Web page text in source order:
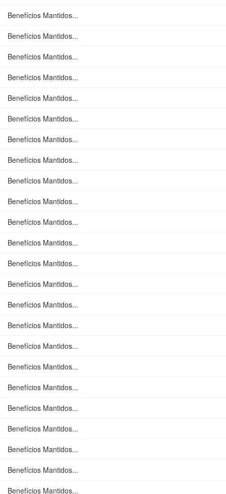
Benefícios Mantidos...
Benefícios Mantidos...
Benefícios Mantidos...
Benefícios Mantidos...
Benefícios Mantidos...
Benefícios Mantidos...
Benefícios Mantidos...
Benefícios Mantidos...
Benefícios Mantidos...
Benefícios Mantidos...
Benefícios Mantidos...
Benefícios Mantidos...
Benefícios Mantidos...
Benefícios Mantidos...
Benefícios Mantidos...
Benefícios Mantidos...
Benefícios Mantidos...
Benefícios Mantidos...
Benefícios Mantidos...
Benefícios Mantidos...
Benefícios Mantidos...
Benefícios Mantidos...
Benefícios Mantidos...
Benefícios Mantidos...